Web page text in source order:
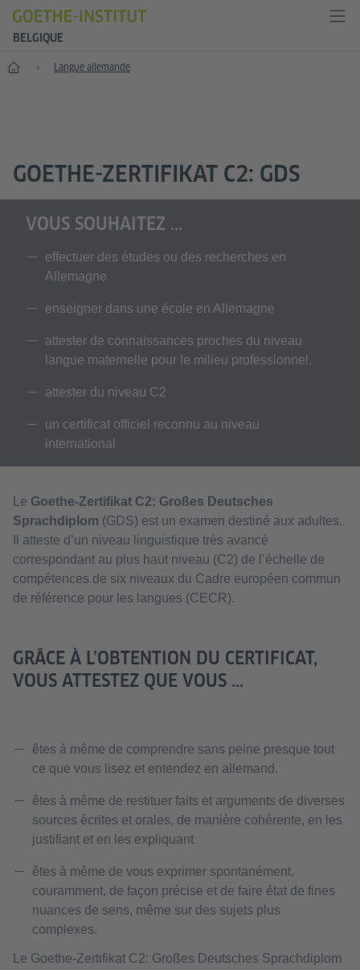
BELGIQUE
Accueil Langue allemande
GOETHE-ZERTIFIKAT C2: GDS
VOUS SOUHAITEZ ...
effectuer des études ou des recherches en
Allemagne
enseigner dans une école en Allemagne
attester de connaissances proches du niveau
langue maternelle pour le milieu professionnel.
attester du niveau C2
un certificat officiel reconnu au niveau
international
Le Goethe-Zertifikat C2: Großes Deutsches
Sprachdiplom (GDS) est un examen destiné aux adultes.
Il atteste d’un niveau linguistique très avancé
correspondant au plus haut niveau (C2) de l’échelle de
compétences de six niveaux du Cadre européen commun
de référence pour les langues (CECR).
GRÂCE À L’OBTENTION DU CERTIFICAT,
VOUS ATTESTEZ QUE VOUS ...
êtes à même de comprendre sans peine presque tout
ce que vous lisez et entendez en allemand.
êtes à même de restituer faits et arguments de diverses
sources écrites et orales, de manière cohérente, en les
justifiant et en les expliquant
êtes à même de vous exprimer spontanément,
couramment, de façon précise et de faire état de fines
nuances de sens, même sur des sujets plus
complexes.
Le Goethe-Zertifikat C2: Großes Deutsches Sprachdiplom